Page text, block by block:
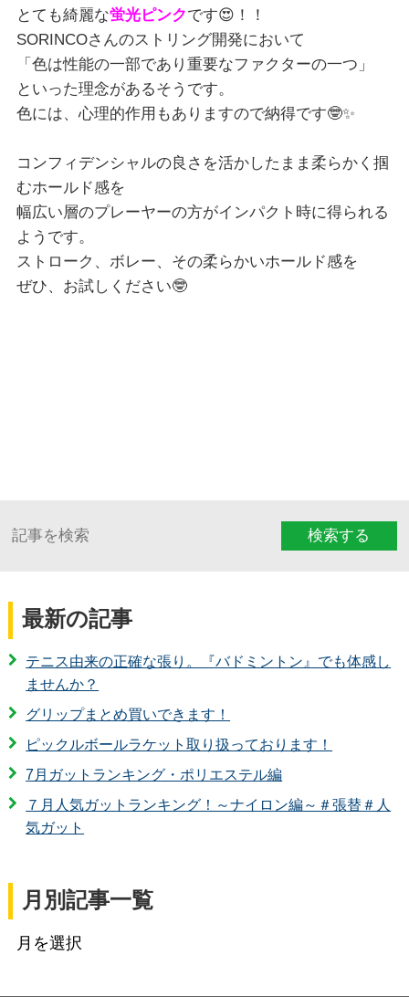
とても綺麗な蛍光ピンクです😍！！
SORINCOさんのストリング開発において
「色は性能の一部であり重要なファクターの一つ」
といった理念があるそうです。
色には、心理的作用もありますので納得です🤓✨
コンフィデンシャルの良さを活かしたまま柔らかく掴
むホールド感を
幅広い層のプレーヤーの方がインパクト時に得られる
ようです。
ストローク、ボレー、その柔らかいホールド感を
ぜひ、お試しください🤓
検索する
最新の記事
テニス由来の正確な張り。『バドミントン』でも体感し
ませんか？
グリップまとめ買いできます！
ピックルボールラケット取り扱っております！
7月ガットランキング・ポリエステル編
７月人気ガットランキング！～ナイロン編～＃張替＃人
気ガット
月別記事一覧